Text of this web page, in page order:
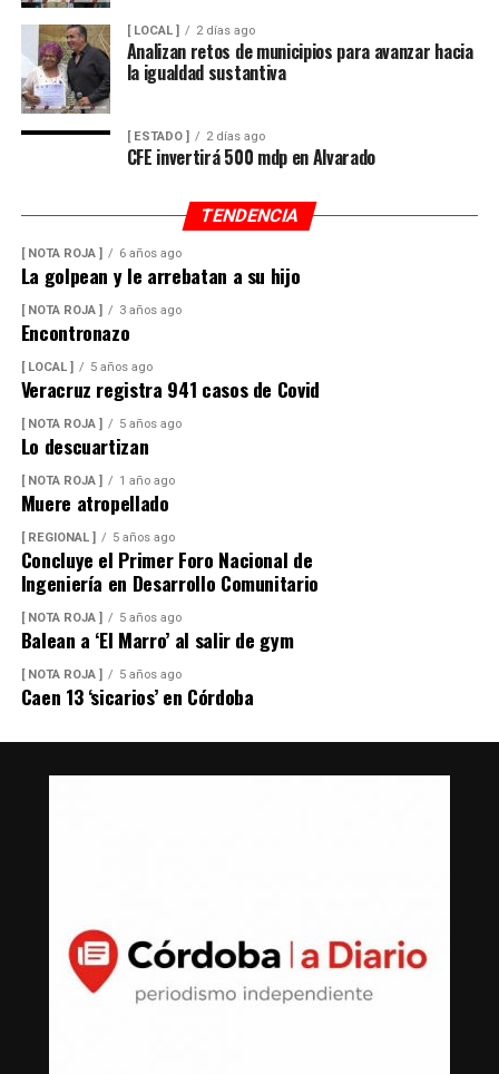
[ LOCAL ] 2 días ago
Analizan retos de municipios para avanzar hacia
la igualdad sustantiva
[ ESTADO ] 2 días ago
CFE invertirá 500 mdp en Alvarado
TENDENCIA
[ NOTA ROJA ] 6 años ago
La golpean y le arrebatan a su hijo
[ NOTA ROJA ] 3 años ago
Encontronazo
[ LOCAL ] 5 años ago
Veracruz registra 941 casos de Covid
[ NOTA ROJA ] 5 años ago
Lo descuartizan
[ NOTA ROJA ] 1 año ago
Muere atropellado
[ REGIONAL ] 5 años ago
Concluye el Primer Foro Nacional de
Ingeniería en Desarrollo Comunitario
[ NOTA ROJA ] 5 años ago
Balean a ‘El Marro’ al salir de gym
[ NOTA ROJA ] 5 años ago
Caen 13 ‘sicarios’ en Córdoba